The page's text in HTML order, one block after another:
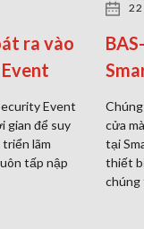
ra vào
Event
gian để suy
lãm
tấp nập
cửa
tại
thiết
chúng